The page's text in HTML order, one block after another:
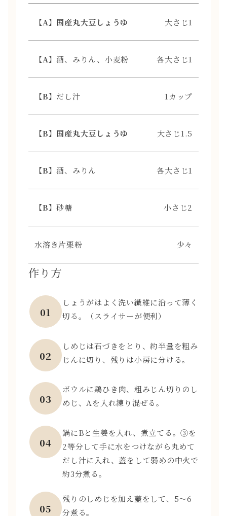
【A】国産丸大豆しょうゆ 大さじ1
【A】酒、みりん、小麦粉 各大さじ1
【B】 だし汁 1カップ
【B】国産丸大豆しょうゆ 大さじ1.5
【B】酒、みりん 各大さじ1
【B】砂糖 小さじ2
水溶き片栗粉 少々
作り方
01
しょうがはよく洗い繊維に沿って薄く
切る。（スライサーが便利）
02
しめじは石づきをとり、約半量を粗み
じんに切り、残りは小房に分ける。
03
ボウルに鶏ひき肉、粗みじん切りのし
めじ、Aを入れ練り混ぜる。
04
鍋にBと生姜を入れ、煮立てる。③を
2等分して手に水をつけながら丸めて
だし汁に入れ、蓋をして弱めの中火で
約3分煮る。
05
残りのしめじを加え蓋をして、5～6
分煮る。